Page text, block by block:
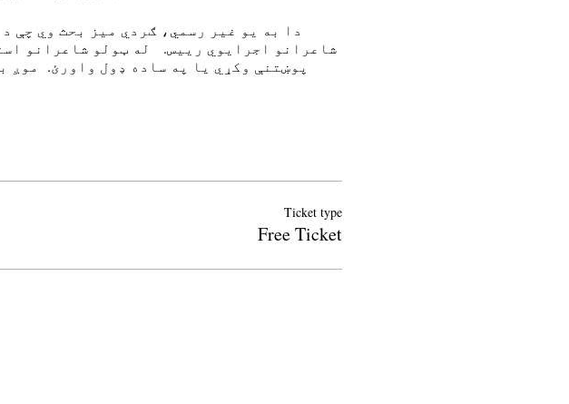
دا به یو غیر رسمي، ګردي میز بحث وي چې
شاعرانو اجرایوي رییس. له ټولو شاعرانو
پوښتنې وکړي یا په ساده ډول واورئ. موږ
Ticket type
Free Ticket